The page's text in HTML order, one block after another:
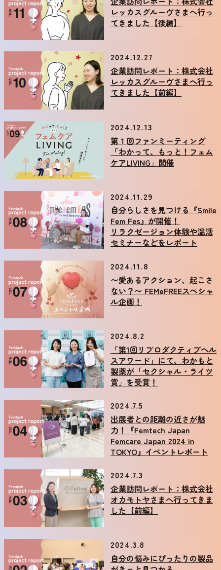
レッカスグルーヴさまへ行っ
てきました【後編】
2024.12.27
企業訪問レポート：株式会社
レッカスグルーヴさまへ行っ
てきました【前編】
2024.12.13
第１回ファンミーティング
「わかって、もっと！フェム
ケアLIVING」開催
2024.11.29
自分らしさを見つける『Smile
Fem Fes』が開催！
リラクゼージョン体験や温活
セミナーなどをレポート
2024.11.8
〜愛あるアクション、起こさ
ない？〜 FEMeFREEスペシャ
ル企画！
2024.8.2
「第1回リプロダクティブヘル
スアワード」にて、わかもと
製薬が「セクシャル・ライツ
賞」を受賞！
2024.7.5
出展者との距離の近さが魅
力！『Femtech Japan
Femcare Japan 2024 in
TOKYO』イベントレポート
2024.7.3
企業訪問レポート：株式会社
オカモトヤさまへ行ってきま
した【前編】
2024.3.8
自分の悩みにぴったりの製品